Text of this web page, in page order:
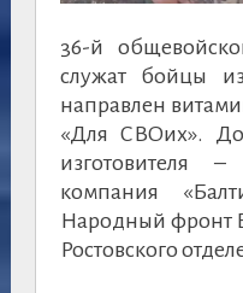
36-й
служат бойцы
направлен
«Для СВОих».
изготовителя
компания
Народный фронт
Ростовского